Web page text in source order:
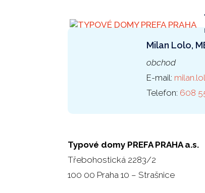
Milan Lolo,
obchod
E-mail:
Telefon: 608
Typové domy PREFA PRAHA a.s.
Třebohostická 2283/2
100 00 Praha 10 – Strašnice